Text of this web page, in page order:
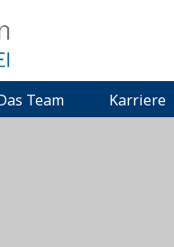
Team Karriere